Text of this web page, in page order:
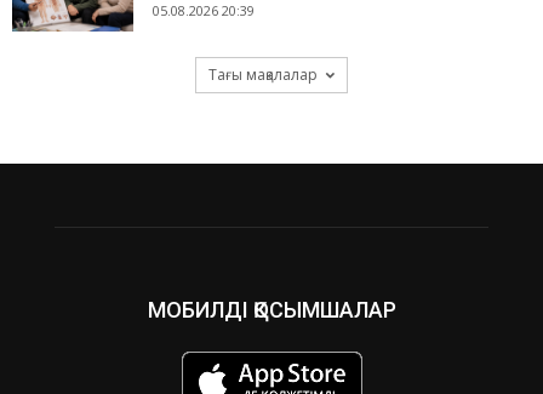
05.08.2026 20:39
Тағы мақалалар
МОБИЛДІ ҚОСЫМШАЛАР